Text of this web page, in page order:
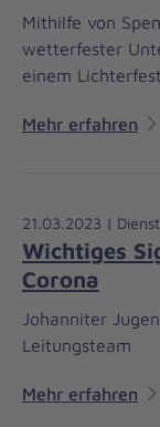
Mithilfe von
wetterfester
einem
Mehr erfahren
21.03.2023 |
Wichtiges
Corona
Johanniter
Leitungsteam
Mehr erfahren